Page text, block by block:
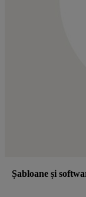
Șabloane și